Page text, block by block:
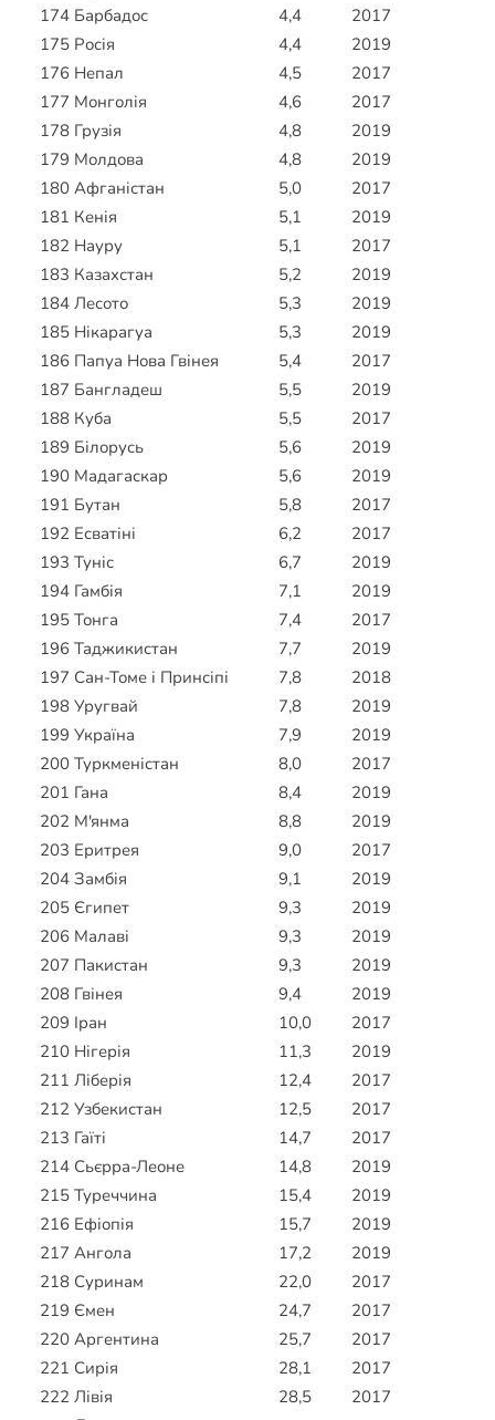
174 Барбадос 4,4
2017
175 Росія 4,4
2019
176 Непал 4,5
2017
177 Монголія 4,6
2017
178 Грузія 4,8
2019
179 Молдова 4,8
2019
180 Афганістан 5,0
2017
181 Кенія 5,1
2019
182 Науру 5,1
2017
183 Казахстан 5,2
2019
184 Лесото 5,3
2019
185 Нікарагуа 5,3
2019
186 Папуа Нова Гвінея 5,4
2017
187 Бангладеш 5,5
2019
188 Куба 5,5
2017
189 Білорусь 5,6
2019
190 Мадагаскар 5,6
2019
191 Бутан 5,8
2017
192 Есватіні 6,2
2017
193 Туніс 6,7
2019
194 Гамбія 7,1
2019
195 Тонга 7,4
2017
196 Таджикистан 7,7
2019
197 Сан-Томе і Принсіпі 7,8
2018
198 Уругвай 7,8
2019
199 Україна 7,9
2019
200 Туркменістан 8,0
2017
201 Гана 8,4
2019
202 М'янма 8,8
2019
203 Еритрея 9,0
2017
204 Замбія 9,1
2019
205 Єгипет 9,3
2019
206 Малаві 9,3
2019
207 Пакистан 9,3
2019
208 Гвінея 9,4
2019
209 Іран 10,0
2017
210 Нігерія 11,3
2019
211 Ліберія 12,4
2017
212 Узбекистан 12,5
2017
213 Гаїті 14,7
2017
214 Сьєрра-Леоне 14,8
2019
215 Туреччина 15,4
2019
216 Ефіопія 15,7
2019
217 Ангола 17,2
2019
218 Суринам 22,0
2017
219 Ємен 24,7
2017
220 Аргентина 25,7
2017
221 Сирія 28,1
2017
222 Лівія 28,5
2017